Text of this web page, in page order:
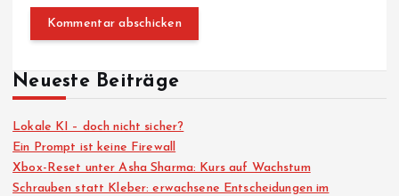
Neueste Beiträge
Lokale KI – doch nicht sicher?
Ein Prompt ist keine Firewall
Xbox-Reset unter Asha Sharma: Kurs auf Wachstum
Schrauben statt Kleber: erwachsene Entscheidungen im